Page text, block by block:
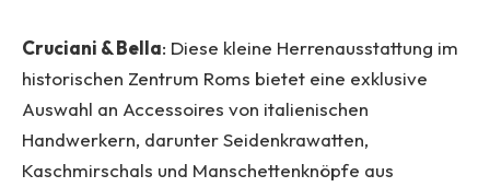
Cruciani & Bella: Diese kleine Herrenausstattung im
historischen Zentrum Roms bietet eine exklusive
Auswahl an Accessoires von italienischen
Handwerkern, darunter Seidenkrawatten,
Kaschmirschals und Manschettenknöpfe aus